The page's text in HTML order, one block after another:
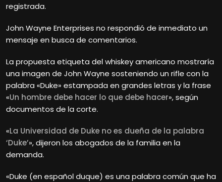
registrada.
John Wayne Enterprises no respondió de inmediato un
mensaje en busca de comentarios.
La propuesta etiqueta del whiskey americano mostraría
una imagen de John Wayne sosteniendo un rifle con la
palabra «Duke» estampada en grandes letras y la frase
«Un hombre debe hacer lo que debe hacer», según
documentos de la corte.
«La Universidad de Duke no es dueña de la palabra
‘Duke’», dijeron los abogados de la familia en la
demanda.
«Duke (en español duque) es una palabra común que ha